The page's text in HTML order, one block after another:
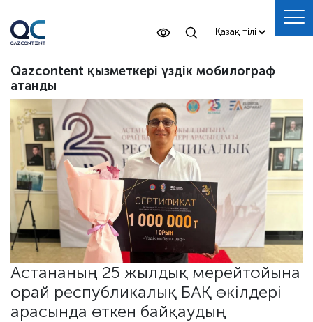
Qazcontent қызметкері үздік мобилограф
атанды
Астананың 25 жылдық мерейтойына
орай республикалық БАҚ өкілдері
арасында өткен байқаудың